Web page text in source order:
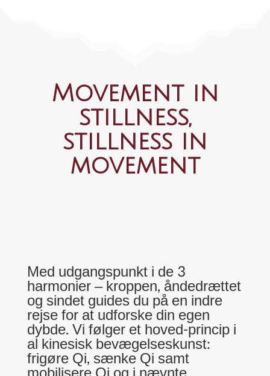
Movement in
stillness,
stillness in
movement
Med udgangspunkt i de 3
harmonier – kroppen, åndedrættet
og sindet guides du på en indre
rejse for at udforske din egen
dybde. Vi følger et hoved-princip i
al kinesisk bevægelseskunst:
frigøre Qi, sænke Qi samt